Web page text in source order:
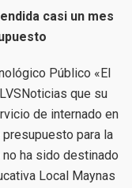
casi un mes
Público «El
que su
de internado en
para la
ha sido destinado
Local Maynas